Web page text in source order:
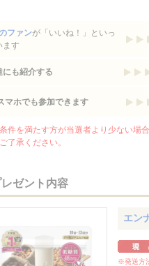
ファンが「いいね！」といっ
ます
にも紹介する
マホでも参加できます
件を満たす方が当選者より少ない場
了承ください。
ゼント内容
エン
※発送方